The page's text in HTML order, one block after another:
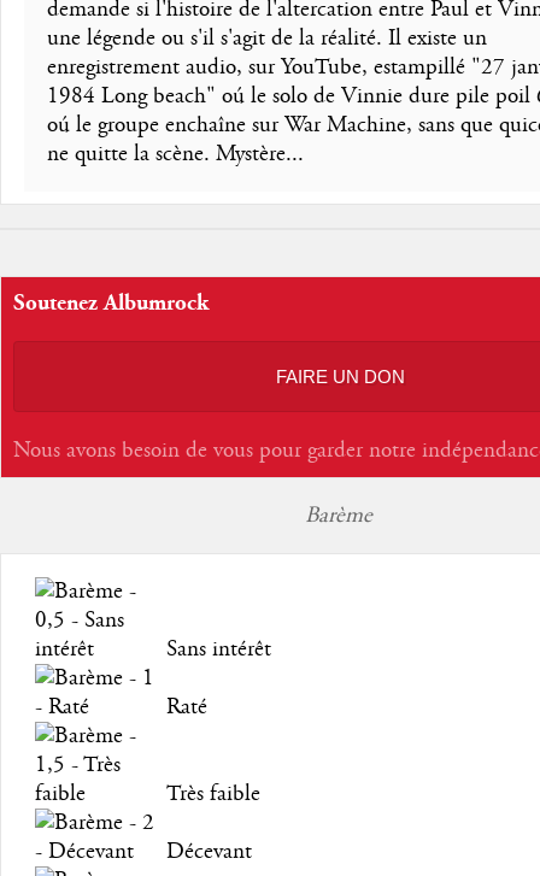
demande si l'histoire de l'altercation entre Paul et
une légende ou s'il s'agit de la réalité. Il existe un
enregistrement audio, sur YouTube, estampillé "27
1984 Long beach" oú le solo de Vinnie dure pile poil
oú le groupe enchaîne sur War Machine, sans que
ne quitte la scène. Mystère...
Soutenez Albumrock
FAIRE UN DON
Nous avons besoin de vous pour garder notre
Barème
Sans intérêt
Raté
Très faible
Décevant